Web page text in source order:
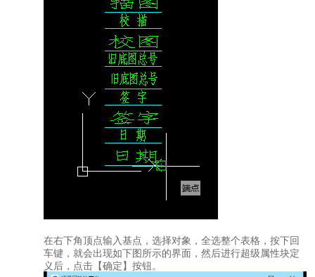
在右下角顶点输入基点，选择对象，全选整个表格，按下回
车键，就会出现如下图所示的界面，然后进行超级属性块定
义后，点击【确定】按钮。